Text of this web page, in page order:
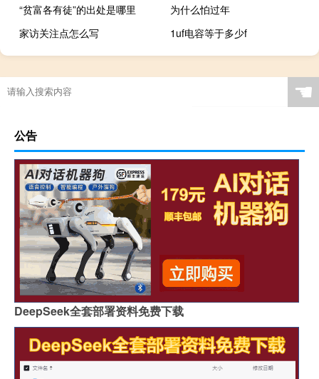
“贫富各有徒”的出处是哪里
为什么怕过年
家访关注点怎么写
1uf电容等于多少f
☚
公告
DeepSeek全套部署资料免费下载